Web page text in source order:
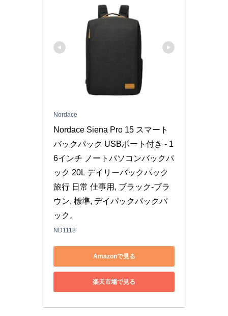
Nordace
Nordace Siena Pro 15 スマート
バックパック USBポート付き - 1
6インチ ノートパソコンバックパ
ック 20L デイリーバックパック
旅行 日常 仕事用, ブラック-ブラ
ウン, 標準, デイパックバックパ
ック。
ND1118
Amazonで見る
楽天市場で見る